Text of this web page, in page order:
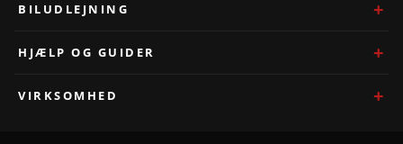
BILUDLEJNING
HJÆLP OG GUIDER
VIRKSOMHED